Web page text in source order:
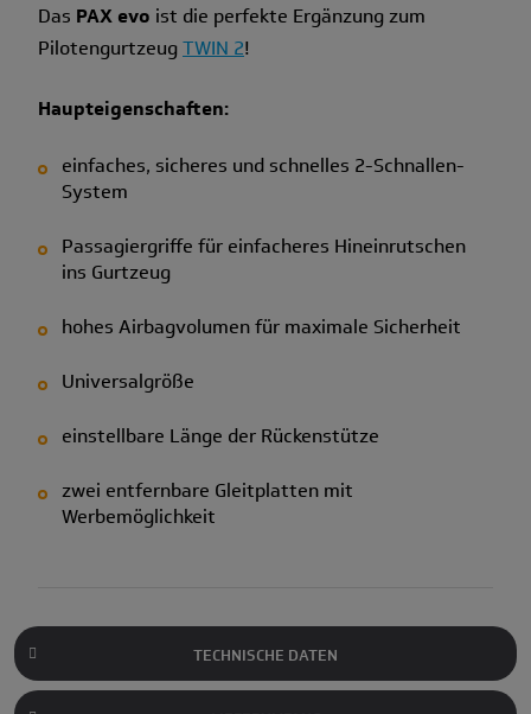
Das PAX evo ist die perfekte Ergänzung zum
PilotengurtzeugTWIN 2!
Haupteigenschaften:
einfaches, sicheres und schnelles 2-Schnallen-
System
Passagiergriffe für einfacheres Hineinrutschen
ins Gurtzeug
hohes Airbagvolumen für maximale Sicherheit
Universalgröße
einstellbare Länge der Rückenstütze
zwei entfernbare Gleitplatten mit
Werbemöglichkeit
TECHNISCHE DATEN